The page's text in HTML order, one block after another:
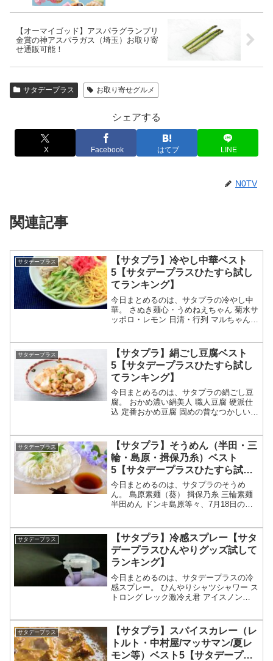
【オーマイゴッド】アスパラグランプリ
金賞の神アスパラガス（埼玉）お取り寄
せ通販可能！
サタデープラス お取り寄せグルメ
シェアする
X Facebook はてブ LINE
N0TV
関連記事
サタデープラス
【サタプラ】冷やし中華ベスト
5【サタデープラスひたすら試し
てランキング】
今日まとめるのは、サタプラの冷やし中
華。 さぬき麺心・うめねえちゃん 菊水サ
ッポロ・レモン 日清・行列 マルちゃん
くれた冷やし中華のベスト5についてで
す。（画像はイメ...
サタデープラス
【サタプラ】絹ごし豆腐ベスト
5【サタデープラスひたすら試し
てランキング】
今日まとめるのは、サタプラの絹ごし豆
腐。 おかめ濃い絹美人 職人豆腐 硬派仕
込 定番おかめ豆腐 固めの昔なつかしい昭
ら試してランキングで教えてくれた絹ご
し豆腐のベスト...
サタデープラス
【サタプラ】そうめん（半田・三
輪・島原・揖保乃糸）ベスト
5【サタデープラスひたすら試し
てランキング】
今日まとめるのは、サタプラのそうめ
ん。 島原素麺（葵） 揖保乃糸 三輪素麺
半田めん ドンキ島原等々、7月18日のサ
いてです。（画像はイメージです）サタ
プラ そうめん...
サタデープラス
【サタプラ】冷感スプレー【サタ
デープラスひんやりグッズ試して
ランキング】
今日まとめるのは、サタデープラスの冷
感スプレー。 ひんやりシャツシャワー ス
トロング レック激冷え君 アイスノン
てです。（画像はイメージです）サタプ
ラ 冷感スプレ...
サタデープラス
【サタプラ】スパイスカレー（レ
トルト・中村屋/マッサマン/夏レ
モン等）ベスト5【サタデープラ